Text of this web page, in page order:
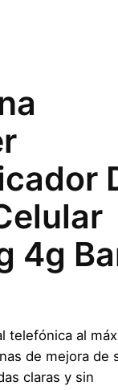
4g
telefónica al
de mejora de
claras y sin